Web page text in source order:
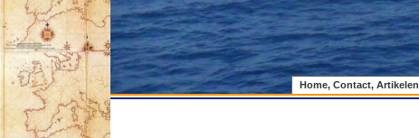
Home, Contact, Artikelen